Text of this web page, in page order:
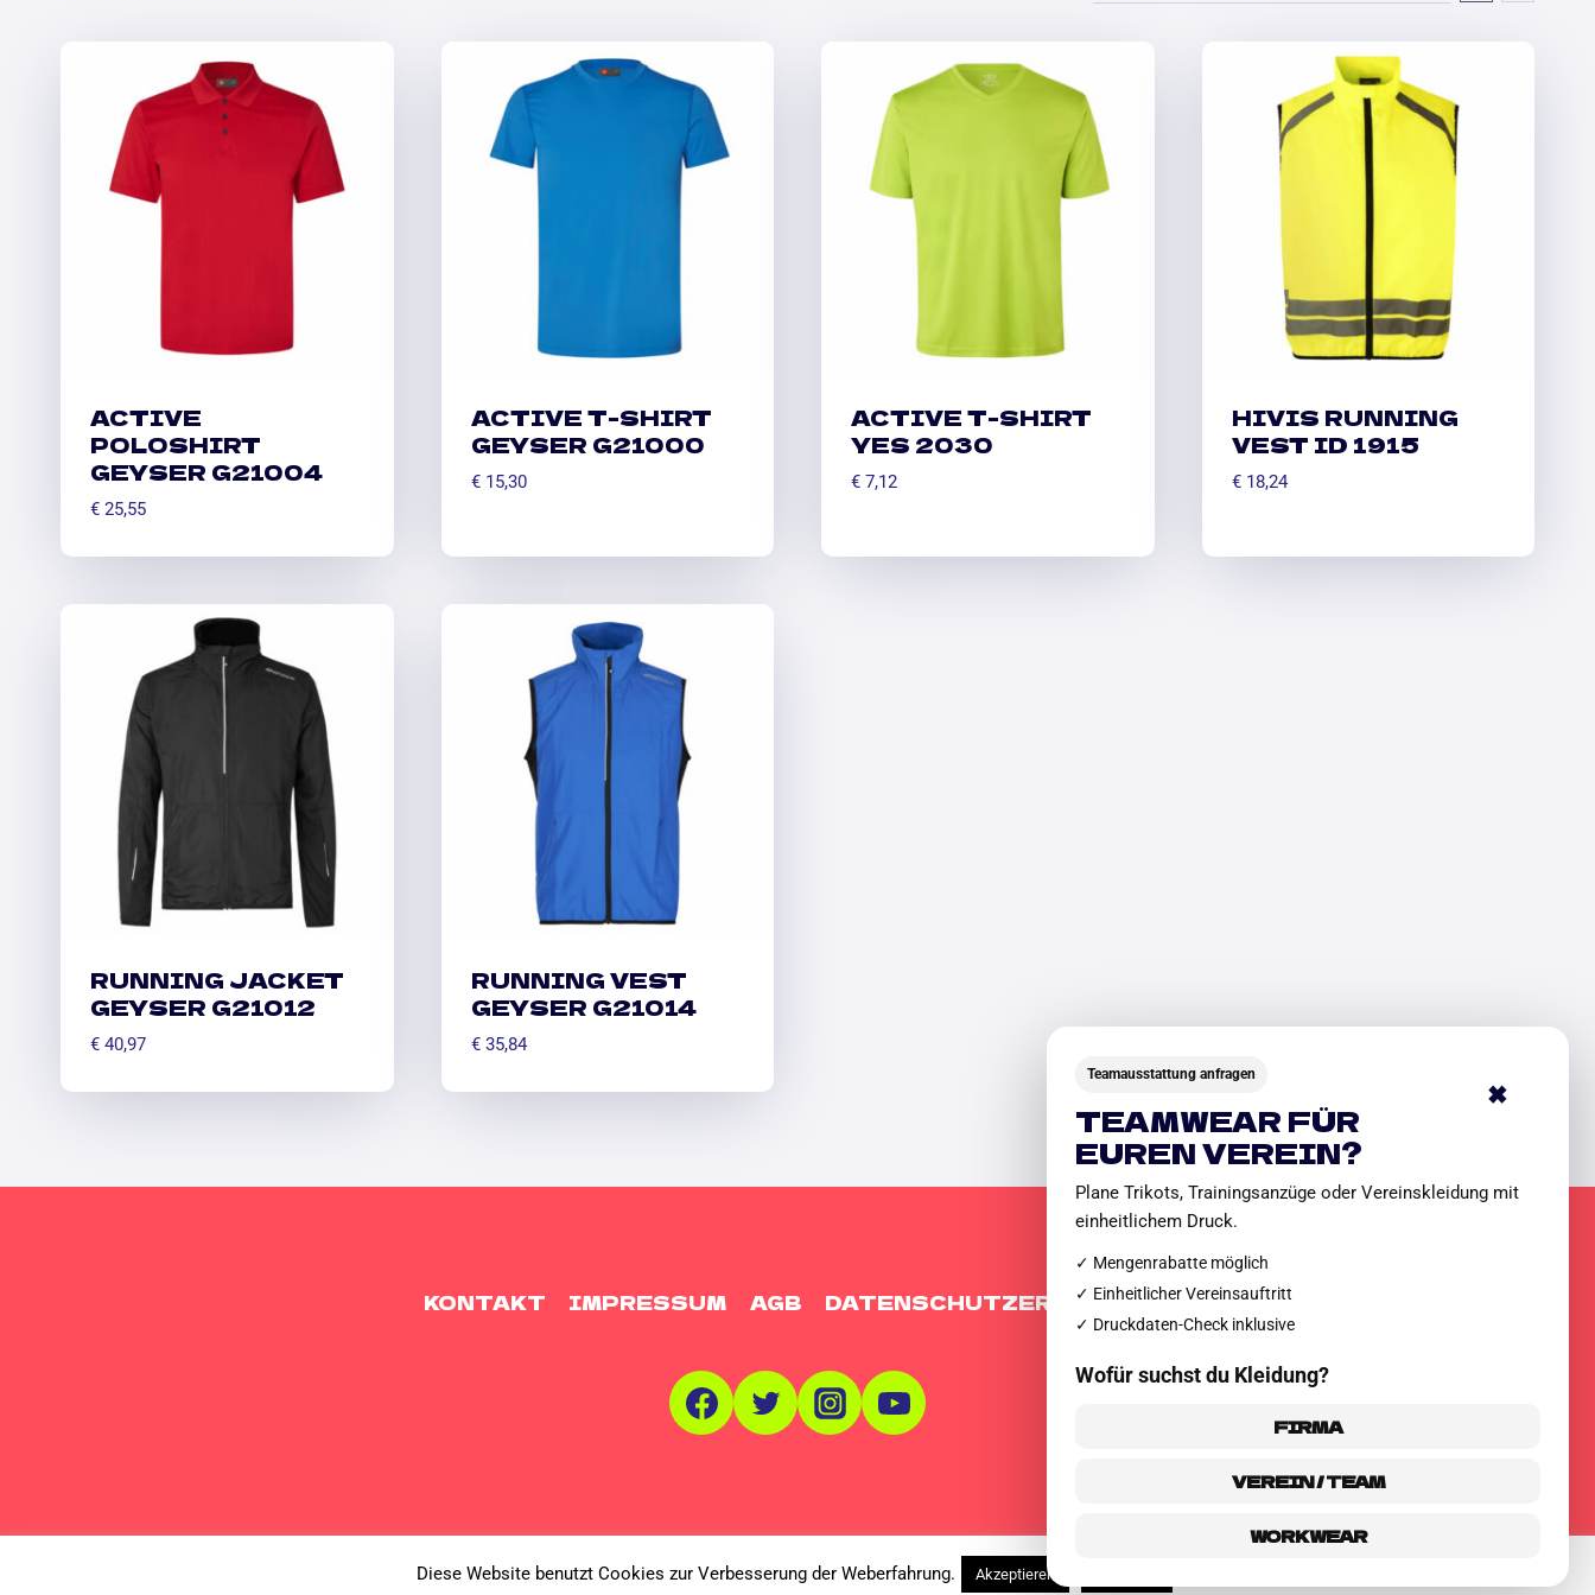
ACTIVE
POLOSHIRT
GEYSER G21004
€ 25,55
ACTIVE T-SHIRT
GEYSER G21000
€15,30
ACTIVE T-SHIRT
YES 2030
€ 7,12
HIVIS RUNNING
VEST ID 1915
€18,24
RUNNING JACKET
GEYSER G21012
€ 40,97
RUNNING VEST
GEYSER G21014
€35,84
KONTAKT IMPRESSUM AGB DATENSCHUTZERKLÄRUNG
© 2026 style order service GmbH - WordPress Theme vonKadence WP
Diese Website benutzt Cookies zur Verbesserung der Weberfahrung. Akzeptieren
×
Teamausstattung anfragen
TEAMWEAR FÜR
EUREN VEREIN?
Plane Trikots, Trainingsanzüge oder Vereinskleidung mit
einheitlichem Druck.
✓ Mengenrabatte möglich
✓ Einheitlicher Vereinsauftritt
✓ Druckdaten-Check inklusive
Wofür suchst du Kleidung?
FIRMA
VEREIN / TEAM
WORKWEAR